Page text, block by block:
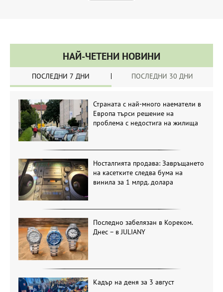
НАЙ-ЧЕТЕНИ НОВИНИ
ПОСЛЕДНИ 7 ДНИ ПОСЛЕДНИ 30 ДНИ
Страната с най-много наематели в
Европа търси решение на
проблема с недостига на жилища
Носталгията продава: Завръщането
на касетките следва бума на
винила за 1 млрд. долара
Последно забелязан в Кореком.
Днес – в JULIANY
Кадър на деня за 3 август